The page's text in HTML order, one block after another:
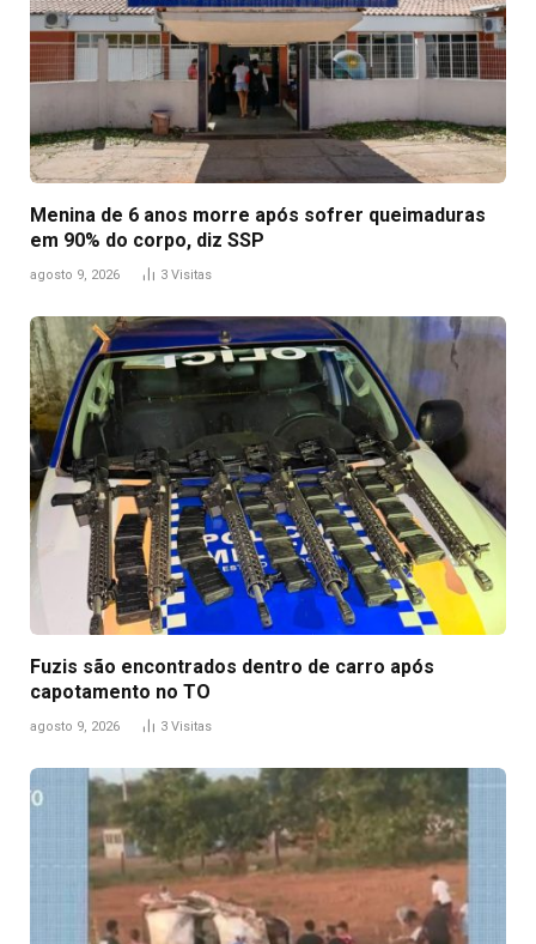
Menina de 6 anos morre após sofrer queimaduras
em 90% do corpo, diz SSP
agosto 9, 2026 3 Visitas
Fuzis são encontrados dentro de carro após
capotamento no TO
agosto 9, 2026 3 Visitas